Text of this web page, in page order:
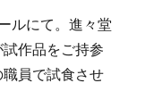
ルにて。進々堂
作品をご持参
職員で試食させ